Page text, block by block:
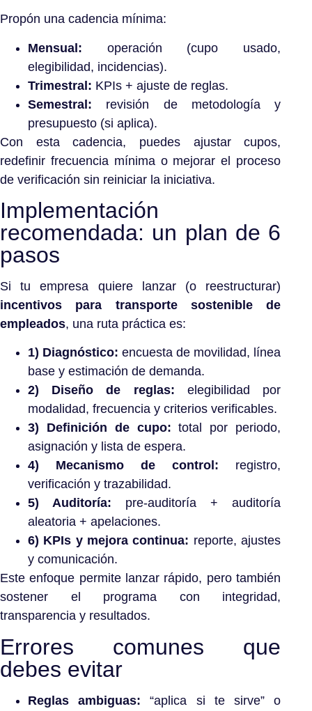
Propón una cadencia mínima:
Mensual: operación (cupo usado,
elegibilidad, incidencias).
Trimestral: KPIs + ajuste de reglas.
Semestral: revisión de metodología y
presupuesto (si aplica).
Con esta cadencia, puedes ajustar cupos,
redefinir frecuencia mínima o mejorar el proceso
de verificación sin reiniciar la iniciativa.
Implementación
recomendada: un plan de 6
pasos
Si tu empresa quiere lanzar (o reestructurar)
incentivos para transporte sostenible de
empleados, una ruta práctica es:
1) Diagnóstico: encuesta de movilidad, línea
base y estimación de demanda.
2) Diseño de reglas: elegibilidad por
modalidad, frecuencia y criterios verificables.
3) Definición de cupo: total por periodo,
asignación y lista de espera.
4) Mecanismo de control: registro,
verificación y trazabilidad.
5) Auditoría: pre-auditoría + auditoría
aleatoria + apelaciones.
6) KPIs y mejora continua: reporte, ajustes
y comunicación.
Este enfoque permite lanzar rápido, pero también
sostener el programa con integridad,
transparencia y resultados.
Errores comunes que
debes evitar
Reglas ambiguas: “aplica si te sirve” o